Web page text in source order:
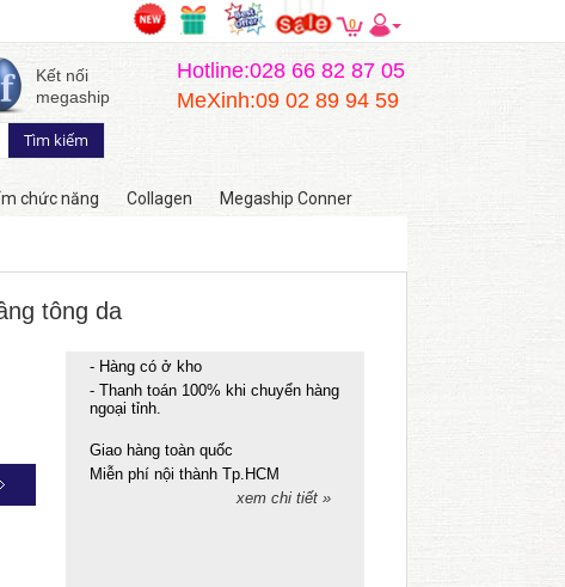
0
Kết nối
megaship
Hotline:028 66 82 87 05
MeXinh:09 02 89 94 59
chức năng Collagen Megaship Conner
tông da
- Hàng có ở kho
- Thanh toán 100% khi chuyển hàng
ngoại tỉnh.
Giao hàng toàn quốc
Miễn phí nội thành Tp.HCM
xem chi tiết »